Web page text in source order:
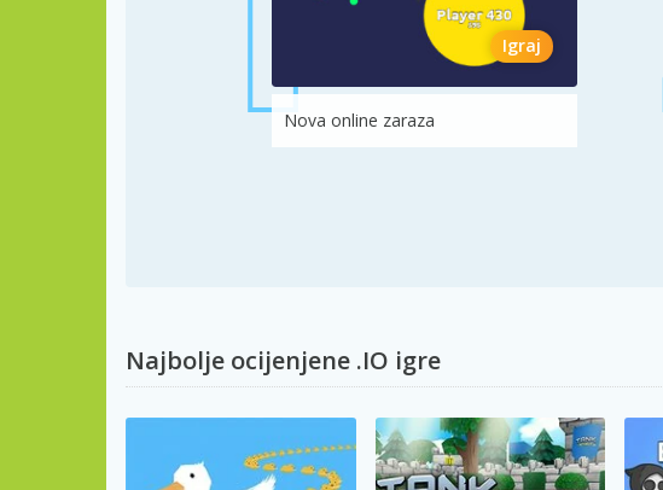
Igraj
Nova online zaraza
Najbolje ocijenjene .IO igre